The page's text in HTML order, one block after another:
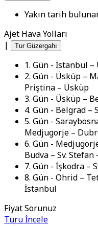
Yakın tarih
Ajet Hava Yolları
|
Tur Güzergahı
1. Gün - İstanbul –
2. Gün - Üsküp –
Priştina – Üsküp
3. Gün - Üsküp –
4. Gün - Belgrad –
5. Gün -
Medjugorje –
6. Gün -
Budva – Sv. Stefan
7. Gün - İşkodra –
8. Gün - Ohrid –
İstanbul
Fiyat Sorunuz
Turu İncele